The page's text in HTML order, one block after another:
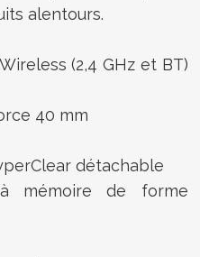
alentours.
(2,4 GHz et BT)
40 mm
détachable
mémoire de forme